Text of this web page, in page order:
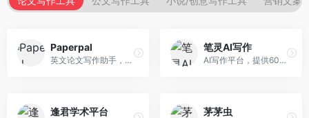
Paperpal
英文论文写作助手，专注于学术英语润色。面向需要发表国际期刊的研究者，提供语法检查、学术表达优化、格式规范等服务，英语表达地道专业。
笔灵AI写作
AI写作平台，提供600+写作模板。面向学生、职场人士和内容创作者，支持论文、公文、营销文案等多种文体，模板丰富，一键生成，写作效率大幅提升。
逢君学术平台 茅茅虫